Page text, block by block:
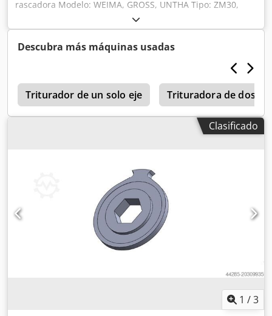
rascadora Modelo: WEIMA, GROSS, UNTHA Tipo: ZM30,
GZ30, RS30 Año de fabricación: 2025 Dsdpfjxn I R Rox
Akuekr Nueva / lista para uso inmediato 1. Cuchilla 8Z-66
2. Cuchilla 4Z-66 Somos fabricantes de cuchillas de
repuesto y piezas de recambio para trituradoras y
Descubra más máquinas usadas
Triturador de un solo eje Trituradora de dos
Clasificado
1 /3